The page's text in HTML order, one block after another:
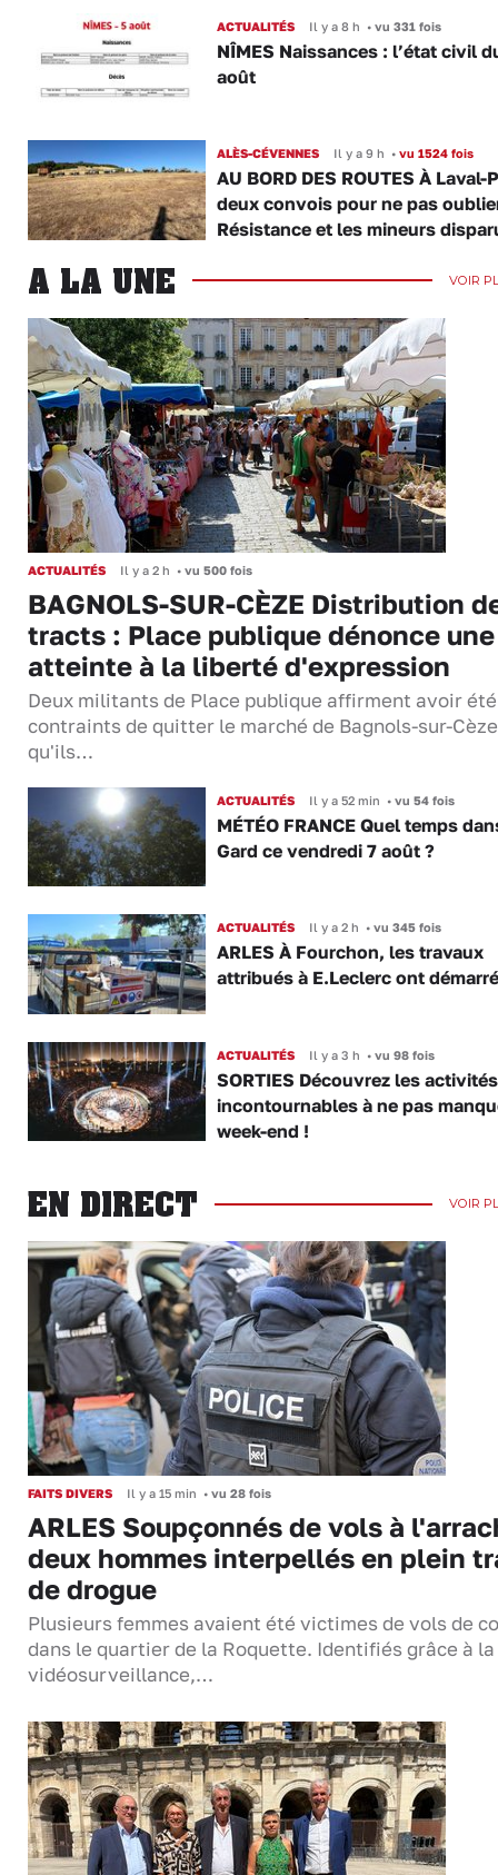
ACTUALITÉS Il y a 8 h •vu 331 fois
NÎMES Naissances : l’état civil
août
ALÈS-CÉVENNES Il y a 9 h •vu 1524 fois
AU BORD DES ROUTES À Laval-
deux convois pour ne pas
Résistance et les mineurs
A LA UNE VOIR
ACTUALITÉS Il y a 2 h • vu 500 fois
BAGNOLS-SUR-CÈZE Distribution
tracts : Place publique dénonce une
atteinte à la liberté d'expression
Deux militants de Place publique affirment avoir été
contraints de quitter le marché de Bagnols-sur-
qu'ils…
ACTUALITÉS Il y a 52 min •vu 54 fois
MÉTÉO FRANCE Quel temps
Gard ce vendredi 7 août ?
ACTUALITÉS Il y a 2 h •vu 345 fois
ARLES À Fourchon, les travaux
attribués à E.Leclerc ont démarré
ACTUALITÉS Il y a 3 h •vu 98 fois
SORTIES Découvrez les activités
incontournables à ne pas
week-end !
EN DIRECT VOIR
FAITS DIVERS Il y a 15 min • vu 28 fois
ARLES Soupçonnés de vols à
deux hommes interpellés en plein
de drogue
Plusieurs femmes avaient été victimes de vols de
dans le quartier de la Roquette. Identifiés grâce à la
vidéosurveillance,…